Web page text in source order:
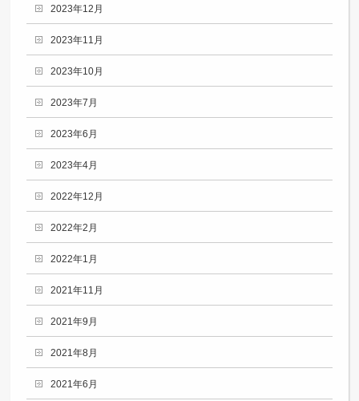
2023年12月
2023年11月
2023年10月
2023年7月
2023年6月
2023年4月
2022年12月
2022年2月
2022年1月
2021年11月
2021年9月
2021年8月
2021年6月